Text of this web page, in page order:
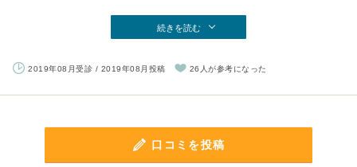
続きを読む
2019年08月受診 / 2019年08月投稿 26人が参考になった
口コミを投稿